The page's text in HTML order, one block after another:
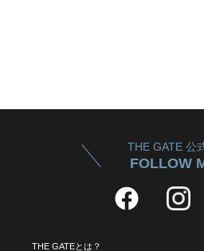
THE GATE 公
FOLLOW
THE GATEとは？